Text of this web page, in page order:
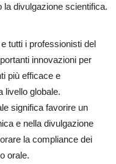
la divulgazione scientifica.
tutti i professionisti del
innovazioni per
più efficace e
livello globale.
significa favorire un
e nella divulgazione
la compliance dei
orale.